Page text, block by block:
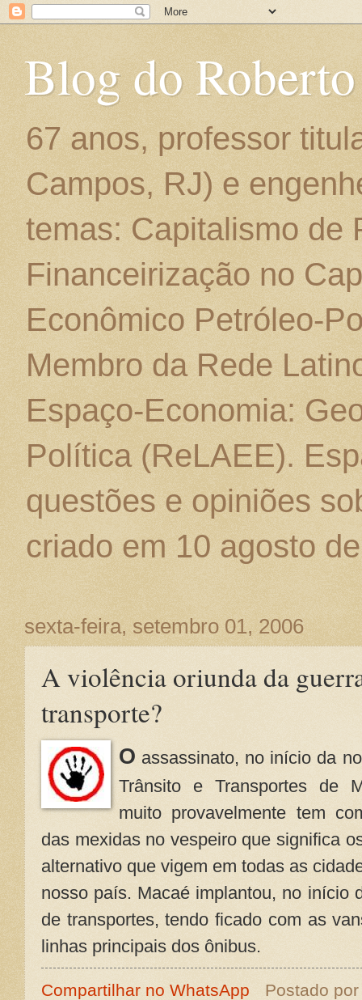
Blog do
67 anos, professor
Campos, RJ) e
temas: Capitalismo de
Financeirização no
Econômico Petróleo-
Membro da Rede
Espaço-Economia:
Política (ReLAEE).
questões e opiniões
criado em 10 agosto
sexta-feira, setembro 01, 2006
A violência oriunda da
transporte?
O assassinato, no início da
Trânsito e Transportes de
muito provavelmente tem
das mexidas no vespeiro que significa
alternativo que vigem em todas as
nosso país. Macaé implantou, no início
de transportes, tendo ficado com as
linhas principais dos ônibus.
Compartilhar no WhatsApp Postado